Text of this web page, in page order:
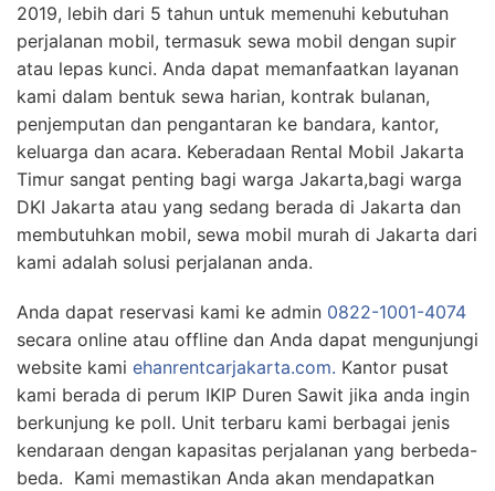
2019, lebih dari 5 tahun untuk memenuhi kebutuhan
perjalanan mobil, termasuk sewa mobil dengan supir
atau lepas kunci. Anda dapat memanfaatkan layanan
kami dalam bentuk sewa harian, kontrak bulanan,
penjemputan dan pengantaran ke bandara, kantor,
keluarga dan acara. Keberadaan Rental Mobil Jakarta
Timur sangat penting bagi warga Jakarta,bagi warga
DKI Jakarta atau yang sedang berada di Jakarta dan
membutuhkan mobil, sewa mobil murah di Jakarta dari
kami adalah solusi perjalanan anda.
Anda dapat reservasi kami ke admin 0822-1001-4074
secara online atau offline dan Anda dapat mengunjungi
website kami ehanrentcarjakarta.com. Kantor pusat
kami berada di perum IKIP Duren Sawit jika anda ingin
berkunjung ke poll. Unit terbaru kami berbagai jenis
kendaraan dengan kapasitas perjalanan yang berbeda-
beda. Kami memastikan Anda akan mendapatkan